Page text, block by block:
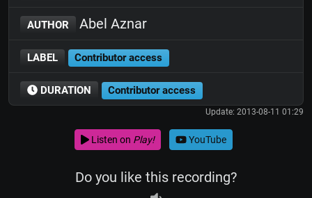
AUTHOR Abel Aznar
LABEL Contributor access
DURATION Contributor access
Update: 2013-08-11 01:29
Listen on Play! YouTube
Do you like this recording?